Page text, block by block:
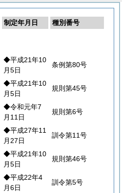
制定年月日
種別番号
◆平成21年10
月5日
条例第80号
◆平成21年10
月5日
規則第45号
◆令和元年7
月11日
規則第6号
◆平成27年11
月27日
訓令第11号
◆平成21年10
月5日
規則第46号
◆平成22年4
月6日
訓令第5号